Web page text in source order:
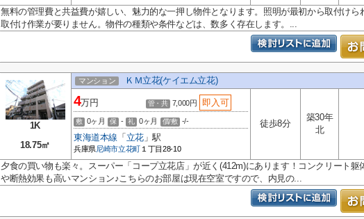
無料の管理費と共益費が嬉しい、魅力的な一押し物件となります。照明が最初から取付けら
取付け作業が要りません。物件の種類や条件などは、数多く存在します。...
1K
18.75㎡
マンション ＫＭ立花(ケイエム立花)
4万円 管・共 7,000円 即入可
敷 0ヶ月 保 - 礼 0ヶ月 償/敷 -/-
東海道本線 「 立花」駅
兵庫県尼崎市立花町 １丁目28-10
徒歩8分
築30年
北
夕食の買い物も楽々。スーパー「コープ立花店」が近く(412m)にあります！コンクリート躯
や断熱効果も高いマンション♪こちらのお部屋は現在空室ですので、内見の...